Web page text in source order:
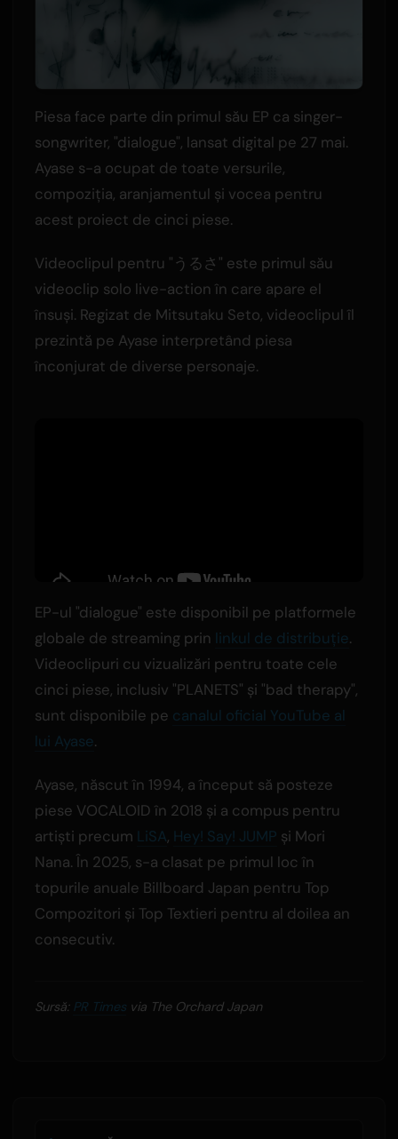
Piesa face parte din primul său EP ca singer-
songwriter, "dialogue", lansat digital pe 27 mai.
Ayase s-a ocupat de toate versurile,
compoziția, aranjamentul și vocea pentru
acest proiect de cinci piese.
Videoclipul pentru "うるさ" este primul său
videoclip solo live-action în care apare el
însuși. Regizat de Mitsutaku Seto, videoclipul îl
prezintă pe Ayase interpretând piesa
înconjurat de diverse personaje.
EP-ul "dialogue" este disponibil pe platformele
globale de streaming prin linkul de distribuție.
Videoclipuri cu vizualizări pentru toate cele
cinci piese, inclusiv "PLANETS" și "bad therapy",
sunt disponibile pe canalul oficial YouTube al
lui Ayase.
Ayase, născut în 1994, a început să posteze
piese VOCALOID în 2018 și a compus pentru
artiști precum LiSA, Hey! Say! JUMP și Mori
Nana. În 2025, s-a clasat pe primul loc în
topurile anuale Billboard Japan pentru Top
Compozitori și Top Textieri pentru al doilea an
consecutiv.
Sursă: PR Timesvia The Orchard Japan